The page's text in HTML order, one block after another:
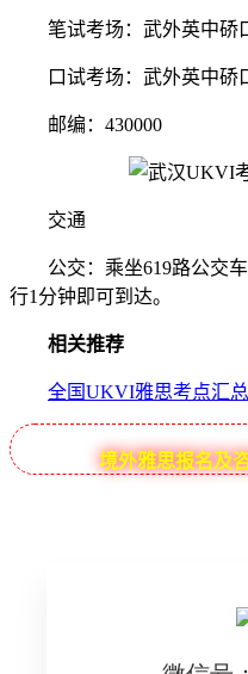
笔试考场：武外英中硚
口试考场：武外英中硚
邮编：430000
交通
公交：乘坐619路公交车
行1分钟即可到达。
相关推荐
全国UKVI雅思考点汇总
境外雅思报名及